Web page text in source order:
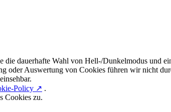
dauerhafte Wahl von Hell-/Dunkelmodus und
oder Auswertung von Cookies führen wir nicht
Policy ↗ .
Cookies zu.